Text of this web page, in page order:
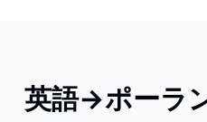
英語→ポーラ